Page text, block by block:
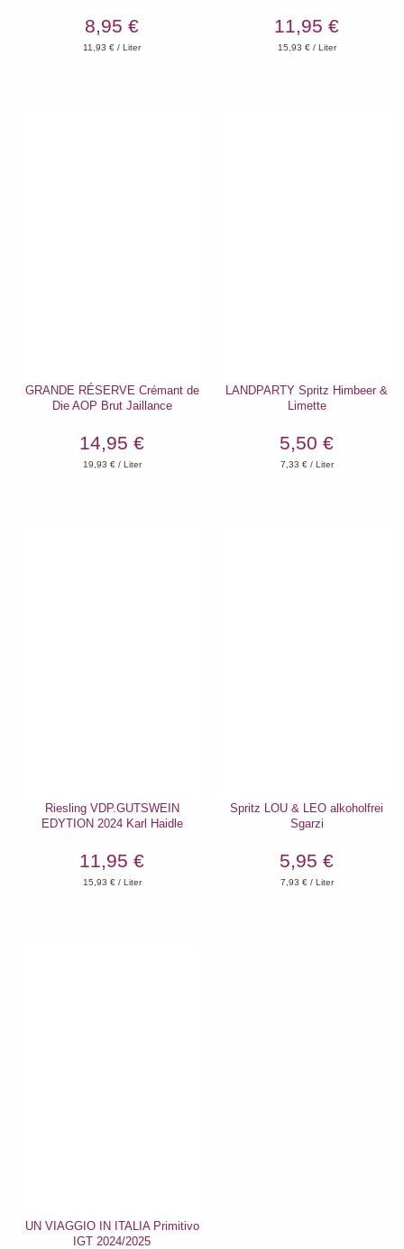
8,95 €
11,93 € / Liter
11,95 €
15,93 € / Liter
GRANDE RÉSERVE Crémant de
Die AOP Brut Jaillance
14,95 €
19,93 € / Liter
LANDPARTY Spritz Himbeer &
Limette
5,50 €
7,33 € / Liter
Riesling VDP.GUTSWEIN
EDYTION 2024 Karl Haidle
11,95 €
15,93 € / Liter
Spritz LOU & LEO alkoholfrei
Sgarzi
5,95 €
7,93 € / Liter
UN VIAGGIO IN ITALIA Primitivo
IGT 2024/2025